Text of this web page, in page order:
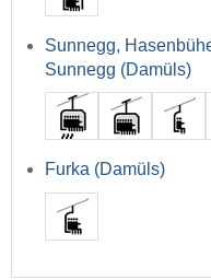
Sunnegg,
Sunnegg (Damüls)
Furka (Damüls)